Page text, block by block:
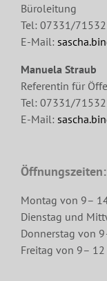
Büroleitung
Tel: 07331/
E-Mail:
Manuela Straub
Referentin für
Tel: 07331/
E-Mail:
Öffnungszeiten:
Montag von 9–
Dienstag und
Donnerstag von
Freitag von 9– 12